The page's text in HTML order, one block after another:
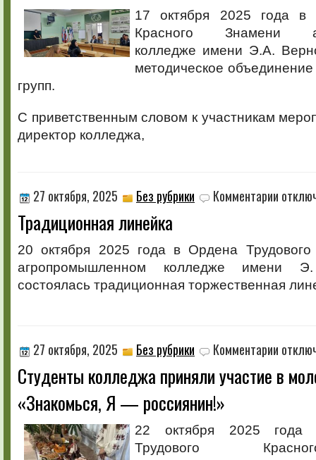
17 октября 2025 года в
Красного Знамени
колледже имени Э.А.
методическое
групп.
С приветственным словом к участникам
директор колледжа,
27 октября, 2025 Без рубрики Комментарии записи
Традиционная линейка
20 октября 2025 года в Ордена
агропромышленном колледже имени
состоялась традиционная торжественная
27 октября, 2025 Без рубрики Комментарии записи
Студенты
колледжа
форуме
Студенты колледжа приняли участие в
«Знакомься, Я — россиянин!»
22 октября 2025 года
Трудового